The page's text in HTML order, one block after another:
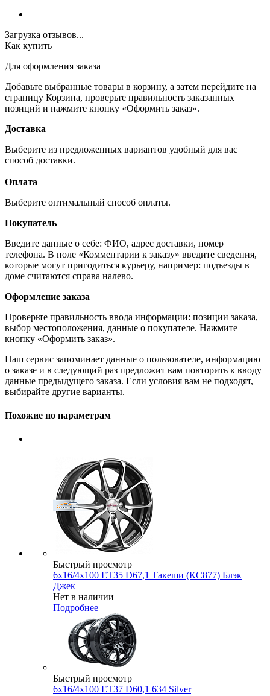
Загрузка отзывов...
Как купить
Для оформления заказа
Добавьте выбранные товары в корзину, а затем перейдите на
страницу Корзина, проверьте правильность заказанных
позиций и нажмите кнопку «Оформить заказ».
Доставка
Выберите из предложенных вариантов удобный для вас
способ доставки.
Оплата
Выберите оптимальный способ оплаты.
Покупатель
Введите данные о себе: ФИО, адрес доставки, номер
телефона. В поле «Комментарии к заказу» введите сведения,
которые могут пригодиться курьеру, например: подъезды в
доме считаются справа налево.
Оформление заказа
Проверьте правильность ввода информации: позиции заказа,
выбор местоположения, данные о покупателе. Нажмите
кнопку «Оформить заказ».
Наш сервис запоминает данные о пользователе, информацию
о заказе и в следующий раз предложит вам повторить к вводу
данные предыдущего заказа. Если условия вам не подходят,
выбирайте другие варианты.
Похожие по параметрам
Быстрый просмотр
6x16/4x100 ET35 D67,1 Такеши (КС877) Блэк
Джек
Нет в наличии
Подробнее
Быстрый просмотр
6x16/4x100 ET37 D60,1 634 Silver